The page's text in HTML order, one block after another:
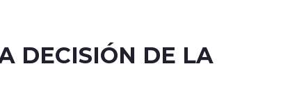
DECISIÓN DE LA